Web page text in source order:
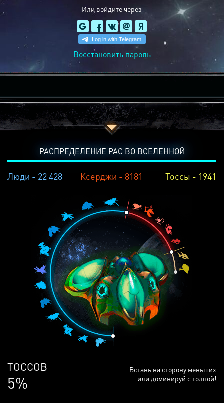
Или войдите через
Восстановить пароль
РАСПРЕДЕЛЕНИЕ РАС ВО ВСЕЛЕННОЙ
Люди - 22 428 Ксерджи - 8181 Тоссы - 1941
ЛЮДЕЙ
68%
Встань на сторону меньших
или доминируй с толпой!